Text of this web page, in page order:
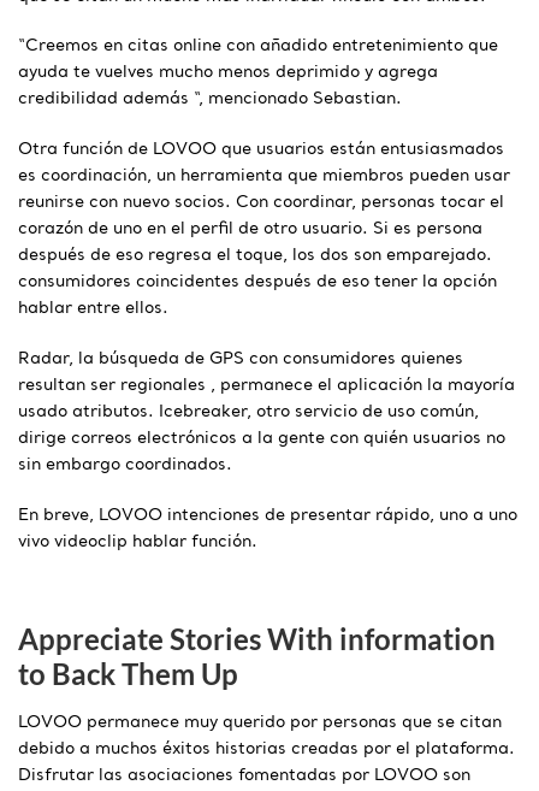
“Creemos en citas online con añadido entretenimiento que
ayuda te vuelves mucho menos deprimido y agrega
credibilidad además “, mencionado Sebastian.
Otra función de LOVOO que usuarios están entusiasmados
es coordinación, un herramienta que miembros pueden usar
reunirse con nuevo socios. Con coordinar, personas tocar el
corazón de uno en el perfil de otro usuario. Si es persona
después de eso regresa el toque, los dos son emparejado.
consumidores coincidentes después de eso tener la opción
hablar entre ellos.
Radar, la búsqueda de GPS con consumidores quienes
resultan ser regionales , permanece el aplicación la mayoría
usado atributos. Icebreaker, otro servicio de uso común,
dirige correos electrónicos a la gente con quién usuarios no
sin embargo coordinados.
En breve, LOVOO intenciones de presentar rápido, uno a uno
vivo videoclip hablar función.
Appreciate Stories With information
to Back Them Up
LOVOO permanece muy querido por personas que se citan
debido a muchos éxitos historias creadas por el plataforma.
Disfrutar las asociaciones fomentadas por LOVOO son